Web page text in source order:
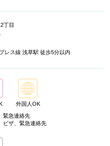
丁目
レス線 浅草駅 徒歩5分以内
外国人OK
緊急連絡先
ビザ、緊急連絡先